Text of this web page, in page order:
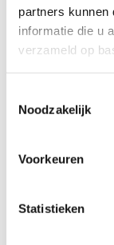
partners kunnen
informatie die u
verzameld op
Noodzakelijk
Voorkeuren
Statistieken
Accepteer